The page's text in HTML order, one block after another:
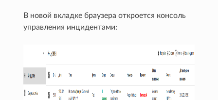
В новой вкладке браузера откроется консоль
управления инцидентами: